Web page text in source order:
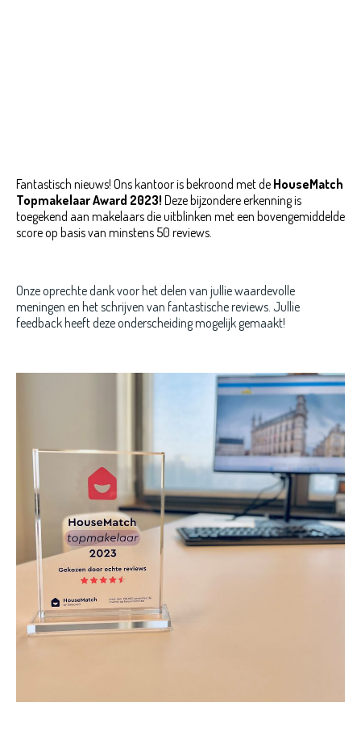
Fantastisch nieuws! Ons kantoor is bekroond met de HouseMatch
Topmakelaar Award 2023! Deze bijzondere erkenning is
toegekend aan makelaars die uitblinken met een bovengemiddelde
score op basis van minstens 50 reviews.
Onze oprechte dank voor het delen van jullie waardevolle
meningen en het schrijven van fantastische reviews. Jullie
feedback heeft deze onderscheiding mogelijk gemaakt!